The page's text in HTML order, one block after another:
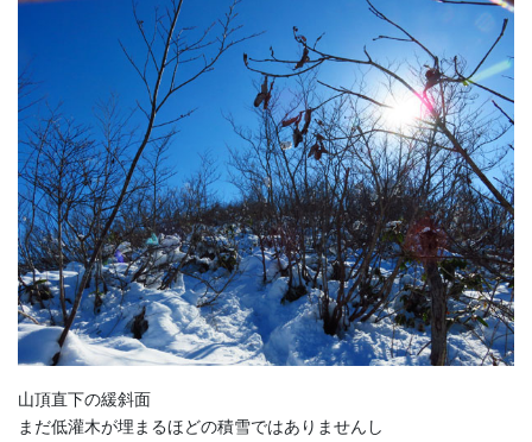
山頂直下の緩斜面
まだ低灌木が埋まるほどの積雪ではありませんし